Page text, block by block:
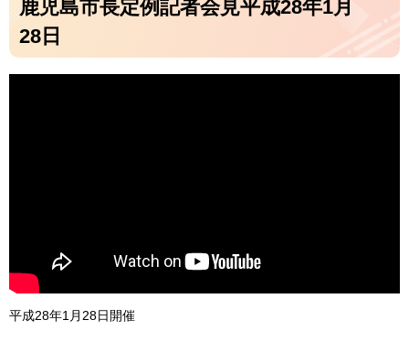
鹿児島市長定例記者会見平成28年1月
28日
平成28年1月28日開催